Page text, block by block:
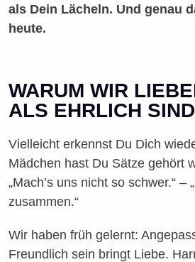
als Dein Lächeln. Und genau
heute.
WARUM WIR
ALS EHRLICH SIND
Vielleicht erkennst Du Dich
Mädchen hast Du Sätze gehört
„Mach’s uns nicht so schwer.“ –
zusammen.“
Wir haben früh gelernt:
Freundlich sein bringt Liebe.